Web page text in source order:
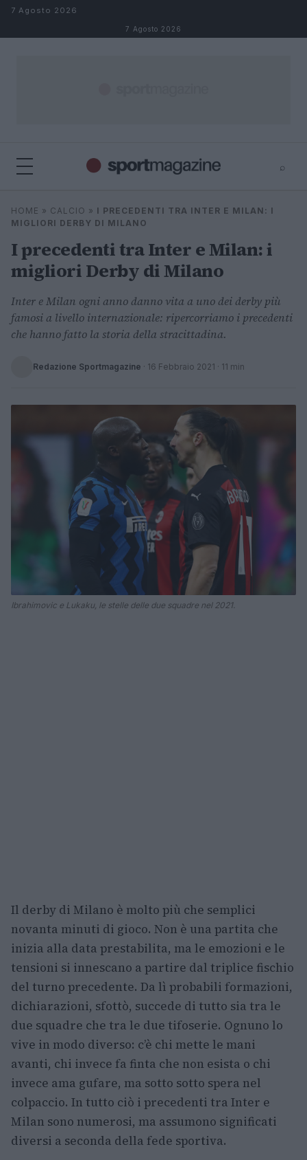
Salta al contenuto
7 Agosto 2026
7 Agosto 2026
⌕
Cerca
⌕
HOME » CALCIO » I PRECEDENTI TRA INTER E MILAN: I
MIGLIORI DERBY DI MILANO
I precedenti tra Inter e Milan: i
migliori Derby di Milano
Inter e Milan ogni anno danno vita a uno dei derby più
famosi a livello internazionale: ripercorriamo i precedenti
che hanno fatto la storia della stracittadina.
Redazione Sportmagazine · 16 Febbraio 2021 · 11 min
Ibrahimovic e Lukaku, le stelle delle due squadre nel 2021.
Il derby di Milano è molto più che semplici
novanta minuti di gioco. Non è una partita che
inizia alla data prestabilita, ma le emozioni e le
tensioni si innescano a partire dal triplice fischio
del turno precedente. Da lì probabili formazioni,
dichiarazioni, sfottò, succede di tutto sia tra le
due squadre che tra le due tifoserie. Ognuno lo
vive in modo diverso: c’è chi mette le mani
avanti, chi invece fa finta che non esista o chi
invece ama gufare, ma sotto sotto spera nel
colpaccio. In tutto ciò i precedenti tra Inter e
Milan sono numerosi, ma assumono significati
diversi a seconda della fede sportiva.